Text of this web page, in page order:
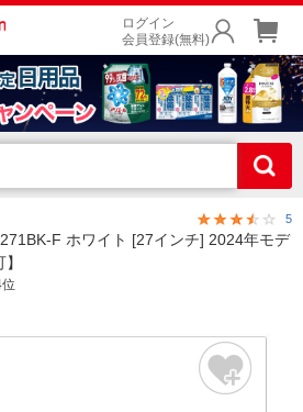
ログイン
会員登録(無料)
5
F ホワイト [27インチ] 2024年モデ